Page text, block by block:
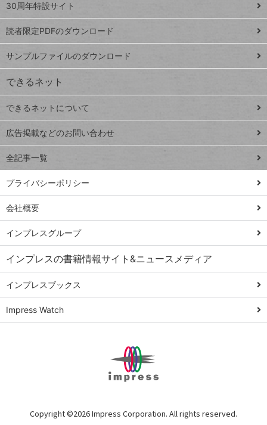
スプレ
ッドシ
ート
iPhone
VLOOKUP
close
閉じ
る
ッ
プ
ペ
ジ
連載
Excel Q&A
トイアンナ流仕
事術
ではじめる業務
の完全自動化
AI議事録作成術
Windows 11
Q&A
Teams踏み込み
活用術
Excel講師の仕事
術
俺のメルカリ
30周年特設サイト
読者限定PDFのダウンロード
サンプルファイルのダウンロード
できるネット
できるネットについて
広告掲載などのお問い合わせ
全記事一覧
プライバシーポリシー
会社概要
インプレスグループ
インプレスの書籍情報サイト&ニュースメディア
インプレスブックス
Impress Watch
Copyright ©2026 Impress Corporation. All rights reserved.